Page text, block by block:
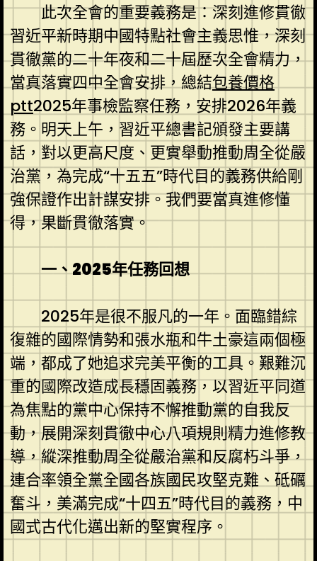
此次全會的重要義務是：深刻進修貫徹
習近平新時期中國特點社會主義思惟，深刻
貫徹黨的二十年夜和二十屆歷次全會精力，
當真落實四中全會安排，總結包養價格
ptt2025年事檢監察任務，安排2026年義
務。明天上午，習近平總書記頒發主要講
話，對以更高尺度、更實舉動推動周全從嚴
治黨，為完成“十五五”時代目的義務供給剛
強保證作出計謀安排。我們要當真進修懂
得，果斷貫徹落實。
一、2025年任務回想
2025年是很不服凡的一年。面臨錯綜
復雜的國際情勢和張水瓶和牛土豪這兩個極
端，都成了她追求完美平衡的工具。艱難沉
重的國際改造成長穩固義務，以習近平同道
為焦點的黨中心保持不懈推動黨的自我反
動，展開深刻貫徹中心八項規則精力進修教
導，縱深推動周全從嚴治黨和反腐朽斗爭，
連合率領全黨全國各族國民攻堅克難、砥礪
奮斗，美滿完成“十四五”時代目的義務，中
國式古代化邁出新的堅實程序。